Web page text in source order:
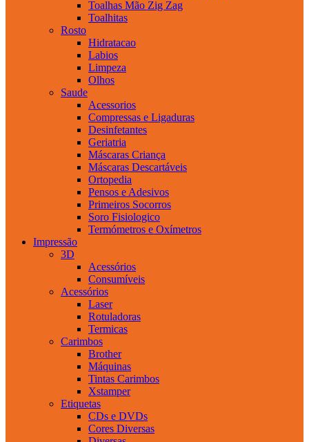
Toalhas Mão Zig Zag
Toalhitas
Rosto
Hidratacao
Labios
Limpeza
Olhos
Saude
Acessorios
Compressas e Ligaduras
Desinfetantes
Geriatria
Máscaras Criança
Máscaras Descartáveis
Ortopedia
Pensos e Adesivos
Primeiros Socorros
Soro Fisiologico
Termómetros e Oxímetros
Impressão
3D
Acessórios
Consumíveis
Acessórios
Laser
Rotuladoras
Termicas
Carimbos
Brother
Máquinas
Tintas Carimbos
Xstamper
Etiquetas
CDs e DVDs
Cores Diversas